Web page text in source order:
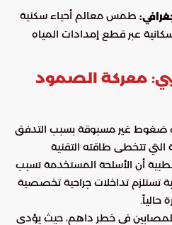
طمس معالم أحياء سكنية
عبر قطع إمدادات المياه
معركة الصمود
ضغوط غير مسبوقة بسبب التدفق
التي تتخطى طاقته التقنية
أن الأسلحة المستخدمة تسبب
تستلزم تداخلات جراحية تخصصية
حالياً.
في خطر داهم، حيث يؤدي